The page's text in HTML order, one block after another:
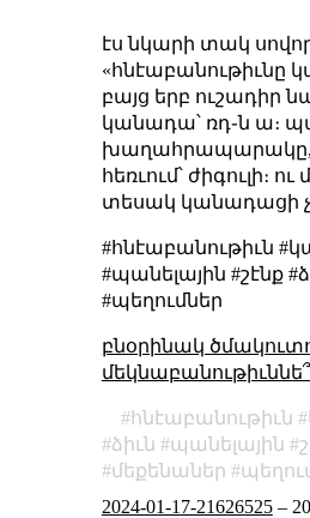
էս նկարի տակ
«հնէաբանութիւնը
բայց երբ ուշադիր
կանադա՝ ռդ֊ն ա։
խաղահրապարակը,
հեռւում՝ ժիգուլի։
տեսակ կանադացի
#հնէաբանութիւն
#պանելային #շէնք
#պեղումներ
բնօրինակ
հնէաբանութիւն
ձիւն
պանելային
մեքենաներ
2024-01-17-21626525–